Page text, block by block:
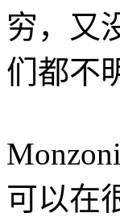
穷，又
们都不
可以在